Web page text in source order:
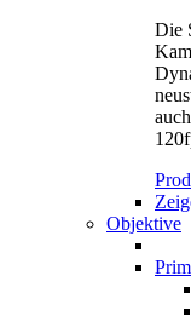
Die
Objektive